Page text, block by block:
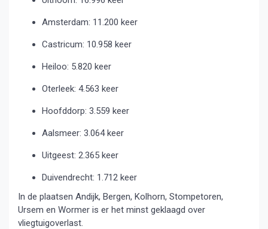
Amsterdam: 11.200 keer
Castricum: 10.958 keer
Heiloo: 5.820 keer
Oterleek: 4.563 keer
Hoofddorp: 3.559 keer
Aalsmeer: 3.064 keer
Uitgeest: 2.365 keer
Duivendrecht: 1.712 keer
In de plaatsen Andijk, Bergen, Kolhorn, Stompetoren,
Ursem en Wormer is er het minst geklaagd over
vliegtuigoverlast.